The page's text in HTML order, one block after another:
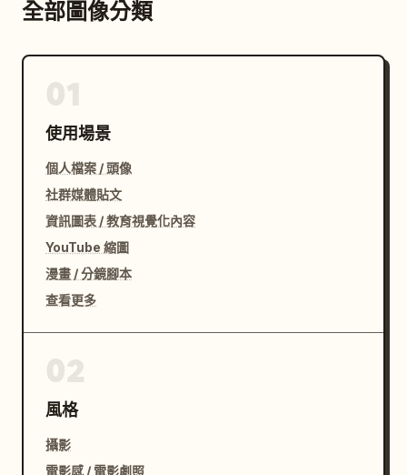
全部圖像分類
使用場景
個人檔案 / 頭像
社群媒體貼文
資訊圖表 / 教育視覺化內容
YouTube 縮圖
漫畫 / 分鏡腳本
查看更多
風格
攝影
電影感 / 電影劇照